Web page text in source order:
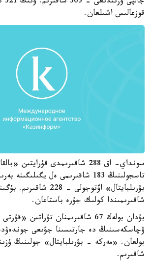
قوزعالىس اشىلعان.
سونداي- اق 288 شاقىرىمدى
تاسجولىنىڭ 183 شاقىرىمى ەل
شاقىرىمىندا كولىك جۇرە باستاعان.
بۇدان بولەك 67 شاقىرىمنان تۇراتىن
ۋچاسكەسىنىڭ دە جارتىسىنا جۋىعى
شاقىرىم.